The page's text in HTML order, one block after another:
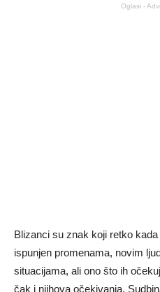
Oglasi -
Blizanci su znak koji retko
ispunjen promenama, novim
situacijama, ali ono što ih
čak i njihova očekivanja.